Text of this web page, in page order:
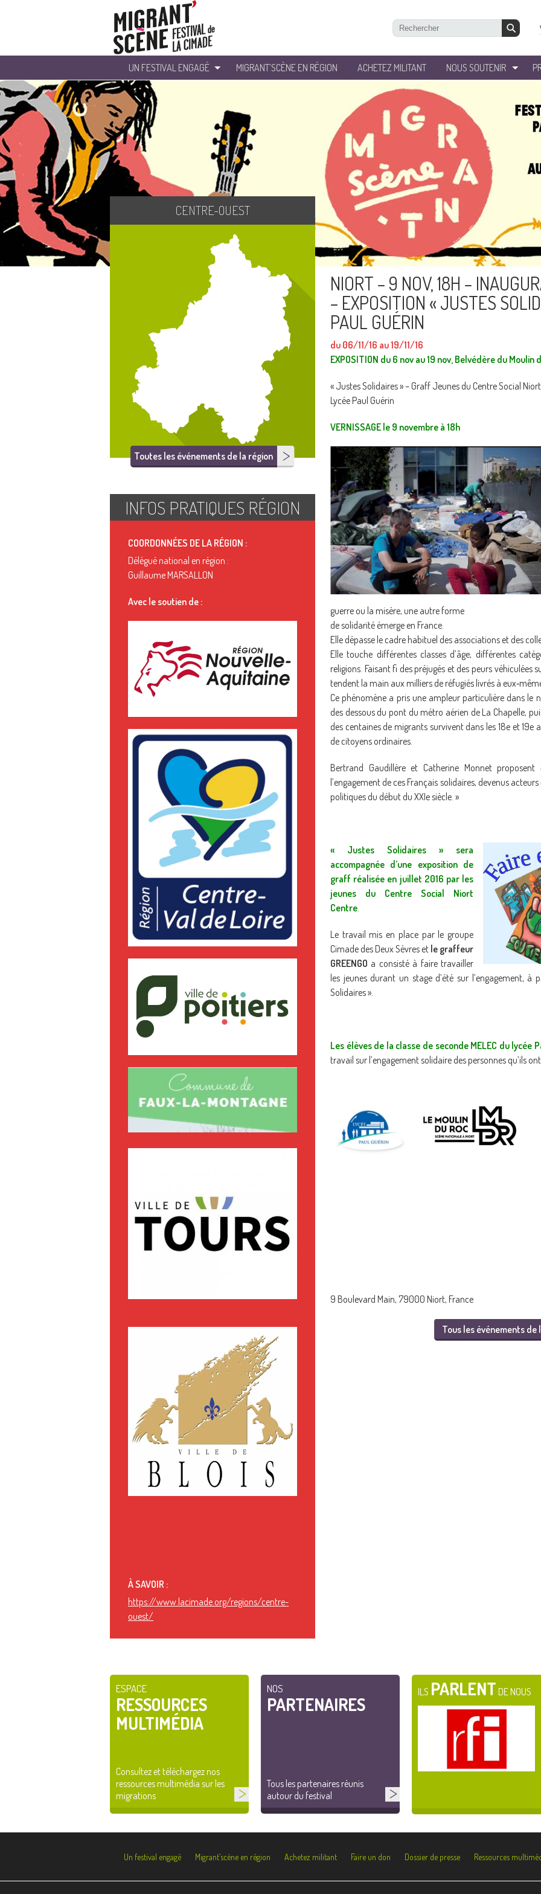
UN FESTIVAL ENGAGÉ MIGRANT’SCÈNE EN RÉGION ACHETEZ MILITANT NOUS SOUTENIR
NIORT – 9 NOV, 18H –
– EXPOSITION « JUSTES
PAUL GUÉRIN
du 06/11/16 au 19/11/16
EXPOSITION du 6 nov au 19 nov, Belvédère du Moulin
« Justes Solidaires » – Graff Jeunes du Centre Social
Lycée Paul Guérin
VERNISSAGE le 9 novembre à 18h
guerre ou la misère, une autre forme
de solidarité émerge en France.
Elle dépasse le cadre habituel des associations et des
Elle touche différentes classes d’âge, différentes
religions. Faisant fi des préjugés et des peurs véhiculées
tendent la main aux milliers de réfugiés livrés à
Ce phénomène a pris une ampleur particulière dans le
des dessous du pont du métro aérien de La Chapelle,
des centaines de migrants survivent dans les 18e et 19e
de citoyens ordinaires.
Bertrand Gaudillère et Catherine Monnet
l’engagement de ces Français solidaires, devenus
politiques du début du XXIe siècle. »
« Justes Solidaires » sera
accompagnée d’une exposition de
graff réalisée en juillet 2016 par les
jeunes du Centre Social Niort
Centre.
Le travail mis en place par le groupe
Cimade des Deux Sèvres et le graffeur
GREENGO a consisté à faire travailler
les jeunes durant un stage d’été sur l’engagement, à
Solidaires ».
Les élèves de la classe de seconde MELEC du lycée
travail sur l’engagement solidaire des personnes qu’ils
9 Boulevard Main, 79000 Niort, France
Tous les événements de
CENTRE-OUEST
Toutes les événements de la région
INFOS PRATIQUES RÉGION
COORDONNÉES DE LA RÉGION :
Délégué national en région :
Guillaume MARSALLON
Avec le soutien de :
À SAVOIR :
https://www.lacimade.org/regions/centre-
ouest/
ESPACE
RESSOURCES
MULTIMÉDIA
Consultez et téléchargez nos
ressources multimédia sur les
migrations
NOS
PARTENAIRES
Tous les partenaires réunis
autour du festival
ILS PARLENT DE NOUS
Un festival engagé Migrant’scène en région Achetez militant Faire un don Dossier de presse Ressources